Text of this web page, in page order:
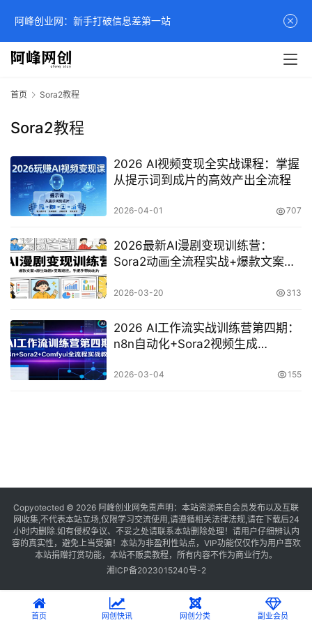
首页 Sora2教程
Sora2教程
2026 AI视频变现全实战课程：掌握
从提示词到成片的高效产出全流程
2026-04-01 707
2026最新AI漫剧变现训练营：
Sora2动画全流程实战+爆款文案公
2026-03-20 313
2026 AI工作流实战训练营第四期：
n8n自动化+Sora2视频生成
化系统
2026-03-04 155
Copyotected © 2026 阿峰创业网 免责声明：本站资源来自会员发布以及互联
网收集,不代表本站立场,仅限学习交流使用,请遵循相关法律法规,请在下载后24
小时内删除.如有侵权争议、不妥之处请联系本站删除处理！请用户仔细辨认内
容的真实性，避免上当受骗！本站为非盈利性站点，VIP功能仅仅作为用户喜欢
本站捐赠打赏功能，本站不贩卖教程，所有内容不作为商业行为。
湘ICP备2023015240号-2
首页 网创快讯 网创分类 副业会员
阿峰创业网：新手打破信息差第一站